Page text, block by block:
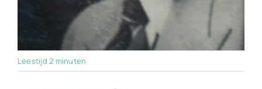
Leestijd 2 minuten